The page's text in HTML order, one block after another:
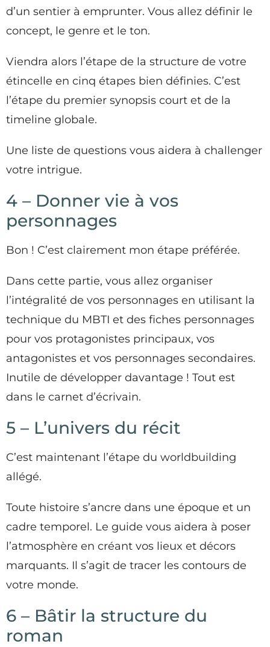
d’un sentier à emprunter. Vous allez définir le
concept, le genre et le ton.
Viendra alors l’étape de la structure de votre
étincelle en cinq étapes bien définies. C’est
l’étape du premier synopsis court et de la
timeline globale.
Une liste de questions vous aidera à challenger
votre intrigue.
4 – Donner vie à vos
personnages
Bon ! C’est clairement mon étape préférée.
Dans cette partie, vous allez organiser
l’intégralité de vos personnages en utilisant la
technique du MBTI et des fiches personnages
pour vos protagonistes principaux, vos
antagonistes et vos personnages secondaires.
Inutile de développer davantage ! Tout est
dans le carnet d’écrivain.
5 – L’univers du récit
C’est maintenant l’étape du worldbuilding
allégé.
Toute histoire s’ancre dans une époque et un
cadre temporel. Le guide vous aidera à poser
l’atmosphère en créant vos lieux et décors
marquants. Il s’agit de tracer les contours de
votre monde.
6 – Bâtir la structure du
roman